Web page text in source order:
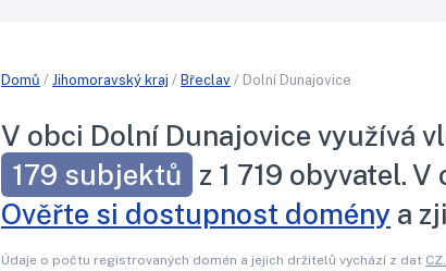
Domů / Jihomoravský kraj / Břeclav / Dolní Dunajovice
V obci Dolní Dunajovice využívá
179 subjektů z 1 719 obyvatel.
Ověřte si dostupnost domény a
Údaje o počtu registrovaných domén a jejich držitelů vychází z dat